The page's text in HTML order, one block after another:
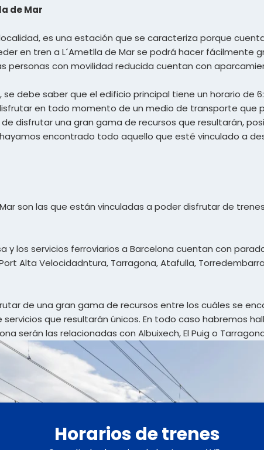
de Mar
es una estación que se caracteriza porque
en tren a L´Ametlla de Mar se podrá hacer fácilmente
personas con movilidad reducida cuentan con
debe saber que el edificio principal tiene un horario de
en todo momento de un medio de transporte que
disfrutar una gran gama de recursos que resultarán,
encontrado todo aquello que esté vinculado a
son las que están vinculadas a poder disfrutar de
los servicios ferroviarios a Barcelona cuentan con
Port Alta Velocidadntura, Tarragona, Atafulla,
de una gran gama de recursos entre los cuáles se
que resultarán únicos. En todo caso habremos
serán las relacionadas con Albuixech, El Puig o
Horarios de trenes